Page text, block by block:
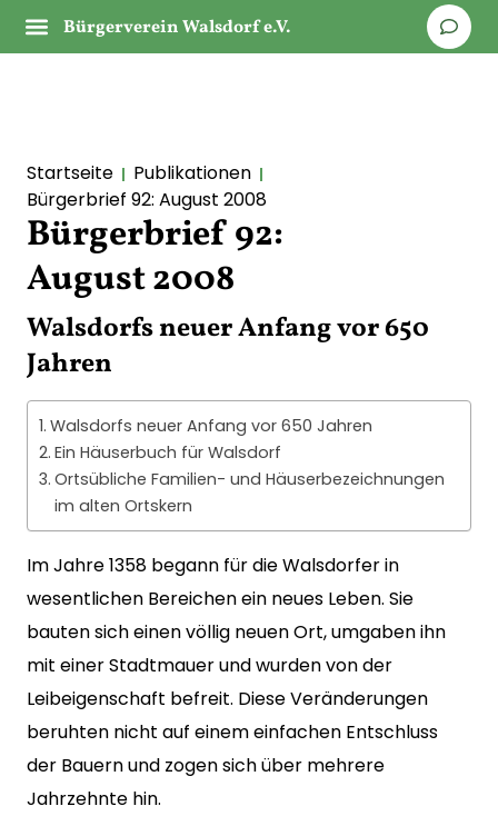
Bürgerverein Walsdorf e.V.
Startseite
Publikationen
Bürgerbrief 92: August 2008
Bürgerbrief 92:
August 2008
Walsdorfs neuer Anfang vor 650
Jahren
Walsdorfs neuer Anfang vor 650 Jahren
Ein Häuserbuch für Walsdorf
Ortsübliche Familien- und Häuserbezeichnungen
im alten Ortskern
Im Jahre 1358 begann für die Walsdorfer in
wesentlichen Bereichen ein neues Leben. Sie
bauten sich einen völlig neuen Ort, umgaben ihn
mit einer Stadtmauer und wurden von der
Leibeigenschaft befreit. Diese Veränderungen
beruhten nicht auf einem einfachen Entschluss
der Bauern und zogen sich über mehrere
Jahrzehnte hin.